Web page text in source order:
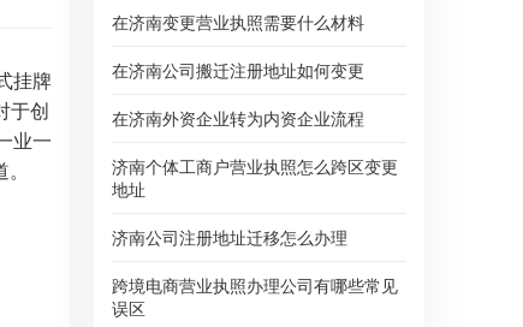
在济南变更营业执照需要什么材料
在济南公司搬迁注册地址如何变更
在济南外资企业转为内资企业流程
济南个体工商户营业执照怎么跨区变更
地址
济南公司注册地址迁移怎么办理
跨境电商营业执照办理公司有哪些常见
误区
挂牌
于创
业一